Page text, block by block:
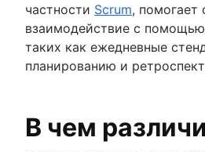
частности Scrum, помогает
взаимодействие с
таких как ежедневные
планированию и
В чем